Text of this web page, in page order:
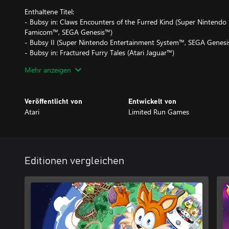
Enthaltene Titel:
- Bubsy in: Claws Encounters of the Furred Kind (Super
Famicom™, SEGA Genesis™)
- Bubsy II (Super Nintendo Entertainment System™, SEGA
- Bubsy in: Fractured Furry Tales (Atari Jaguar™)
der Sammlung
- Scans von Grafiken, Leitfäden, Werbeanzeigen und mehr, direkt
- Hör dir deine Lieblingstitel im Musikplayer an
Mehr anzeigen
Veröffentlicht von
Atari
Entwickelt von
Limited Run Games
Editionen vergleichen